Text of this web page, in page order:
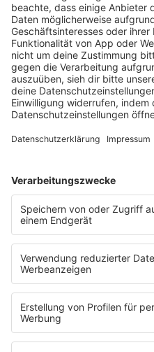
HOME
RADIOS
barba radio
Lagerfeuer
Füße hoch
Schmusekatze
Song Contest
Mädelsabend
Ich hasse Sport
Sonntag Morgen
Strandbar
Putzfimmel
Deutschpop
Deutsche Liebeslieder
PODCASTS
Mit den Waffeln einer Frau
Frühstück bei Barbara